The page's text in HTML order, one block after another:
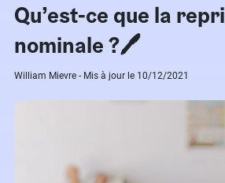
Qu’est-ce que la
nominale ?🖊
William Mievre - Mis à jour le 10/12/2021